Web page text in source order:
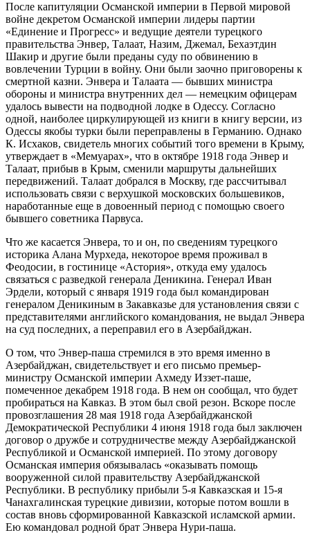
После капитуляции Османской империи в Первой мировой
войне декретом Османской империи лидеры партии
«Единение и Прогресс» и ведущие деятели турецкого
правительства Энвер, Талаат, Назим, Джемал, Бехаэтдин
Шакир и другие были преданы суду по обвинению в
вовлечении Турции в войну. Они были заочно приговорены к
смертной казни. Энвера и Талаата — бывших министра
обороны и министра внутренних дел — немецким офицерам
удалось вывести на подводной лодке в Одессу. Согласно
одной, наиболее циркулирующей из книги в книгу версии, из
Одессы якобы турки были переправлены в Германию. Однако
К. Исхаков, свидетель многих событий того времени в Крыму,
утверждает в «Мемуарах», что в октябре 1918 года Энвер и
Талаат, прибыв в Крым, сменили маршруты дальнейших
передвижений. Талаат добрался в Москву, где рассчитывал
использовать связи с верхушкой московских большевиков,
наработанные еще в довоенный период с помощью своего
бывшего советника Парвуса.
Что же касается Энвера, то и он, по сведениям турецкого
историка Алана Мурхеда, некоторое время проживал в
Феодосии, в гостинице «Астория», откуда ему удалось
связаться с разведкой генерала Деникина. Генерал Иван
Эрдели, который с января 1919 года был командирован
генералом Деникиным в Закавказье для установления связи с
представителями английского командования, не выдал Энвера
на суд последних, а переправил его в Азербайджан.
О том, что Энвер-паша стремился в это время именно в
Азербайджан, свидетельствует и его письмо премьер-
министру Османской империи Ахмеду Иззет-паше,
помеченное декабрем 1918 года. В нем он сообщал, что будет
пробираться на Кавказ. В этом был свой резон. Вскоре после
провозглашения 28 мая 1918 года Азербайджанской
Демократической Республики 4 июня 1918 года был заключен
договор о дружбе и сотрудничестве между Азербайджанской
Республикой и Османской империей. По этому договору
Османская империя обязывалась «оказывать помощь
вооруженной силой правительству Азербайджанской
Республики. В республику прибыли 5-я Кавказская и 15-я
Чанахгалинская турецкие дивизии, которые потом вошли в
состав вновь сформированной Кавказской исламской армии.
Ею командовал родной брат Энвера Нури-паша.